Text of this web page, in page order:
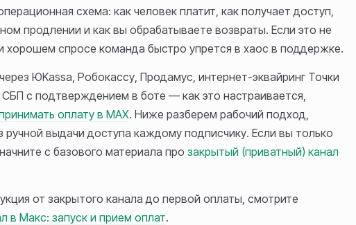
схема: как человек платит, как получает доступ,
продлении и как вы обрабатываете возвраты. Если это не
хорошем спросе команда быстро упрется в хаос в поддержке.
ЮKassa, Робокассу, Продамус, интернет-эквайринг Точки
с подтверждением в боте — как это настраивается,
оплату в MAX. Ниже разберем рабочий подход,
выдачи доступа каждому подписчику. Если вы только
с базового материала про закрытый (приватный) канал
от закрытого канала до первой оплаты, смотрите
в Макс: запуск и прием оплат.